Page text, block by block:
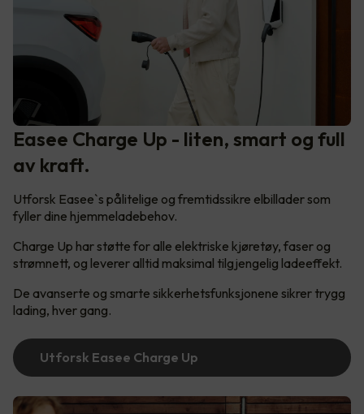
Easee Charge Up - liten, smart og full
av kraft.
Utforsk Easee`s pålitelige og fremtidssikre elbillader som
fyller dine hjemmeladebehov.
Charge Up har støtte for alle elektriske kjøretøy, faser og
strømnett, og leverer alltid maksimal tilgjengelig ladeeffekt.
De avanserte og smarte sikkerhetsfunksjonene sikrer trygg
lading, hver gang.
Utforsk Easee Charge Up